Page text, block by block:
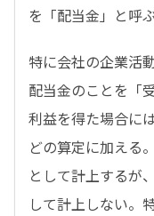
を「配当金」と呼ぶ
特に会社の企業活
配当金のことを「
利益を得た場合に
どの算定に加える
として計上するが
して計上しない。